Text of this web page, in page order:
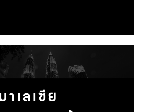
มาเลเซีย